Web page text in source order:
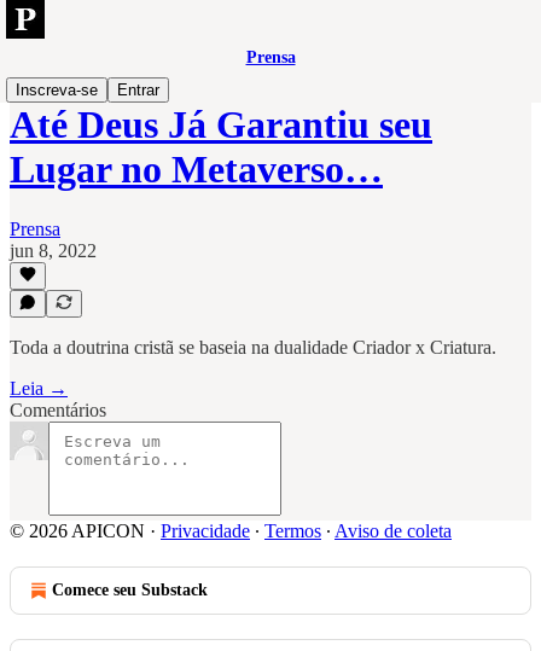
Prensa
Inscreva-se
Entrar
Até Deus Já Garantiu seu
Lugar no Metaverso…
Prensa
jun 8, 2022
Toda a doutrina cristã se baseia na dualidade Criador x Criatura.
Leia →
Comentários
© 2026 APICON · Privacidade ∙ Termos ∙ Aviso de coleta
Comece seu Substack